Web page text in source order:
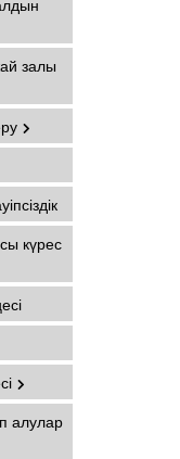
залы
күрес
алулар